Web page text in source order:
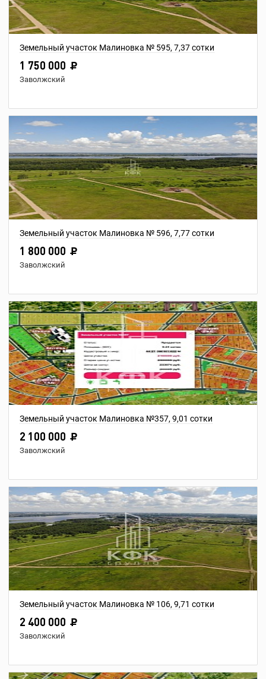
Земельный участок Малиновка № 595, 7,37 сотки
1 750 000
Заволжский
Земельный участок Малиновка № 596, 7,77 сотки
1 800 000
Заволжский
Земельный участок Малиновка №357, 9,01 сотки
2 100 000
Заволжский
Земельный участок Малиновка № 106, 9,71 сотки
2 400 000
Заволжский